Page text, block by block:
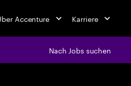
Accenture Karriere
Nach Jobs suchen